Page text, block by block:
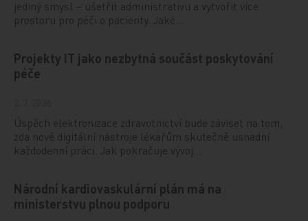
jediný smysl – ušetřit administrativu a vytvořit více
prostoru pro péči o pacienty. Jaké…
Projekty IT jako nezbytná součást poskytování
péče
Úspěch elektronizace zdravotnictví bude záviset na tom,
zda nové digitální nástroje lékařům skutečně usnadní
každodenní práci. Jak pokračuje vývoj…
Národní kardiovaskulární plán má na
ministerstvu plnou podporu